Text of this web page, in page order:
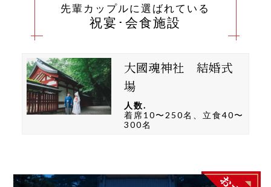
先輩カップルに選ばれている
祝宴･会食施設
大國魂神社 結婚式
場
人数.
着席10〜250名、立食40〜
300名